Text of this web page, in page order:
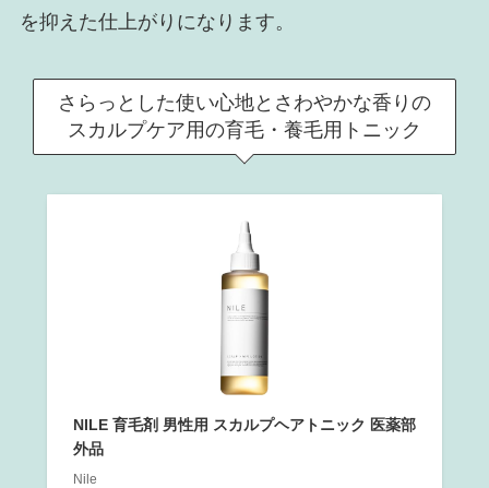
を抑えた仕上がりになります。
さらっとした使い心地とさわやかな香りの
スカルプケア用の育毛・養毛用トニック
NILE 育毛剤 男性用 スカルプヘアトニック 医薬部
外品
Nile